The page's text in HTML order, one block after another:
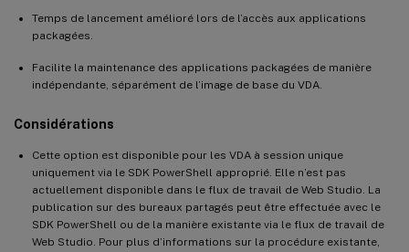
Temps de lancement amélioré lors de l’accès aux applications
packagées.
Facilite la maintenance des applications packagées de manière
indépendante, séparément de l’image de base du VDA.
Considérations
Cette option est disponible pour les VDA à session unique
uniquement via le SDK PowerShell approprié. Elle n’est pas
actuellement disponible dans le flux de travail de Web Studio. La
publication sur des bureaux partagés peut être effectuée avec le
SDK PowerShell ou de la manière existante via le flux de travail de
Web Studio. Pour plus d’informations sur la procédure existante,